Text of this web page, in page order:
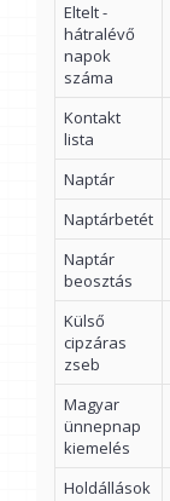
Eltelt -
hátralévő
napok
száma
Kontakt
lista
Naptár
Naptárbetét
Naptár
beosztás
Külső
cipzáras
zseb
Magyar
ünnepnap
kiemelés
Holdállások